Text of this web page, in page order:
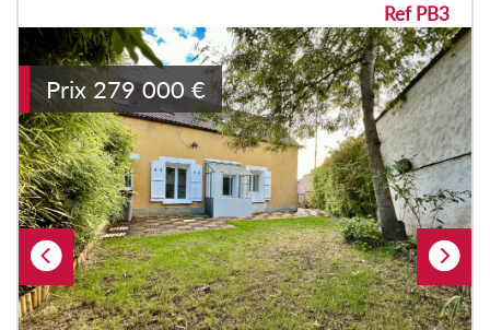
Ref PB3
Prix 279 000 €